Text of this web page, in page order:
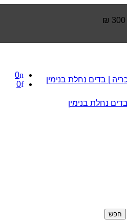
0
0
חפש